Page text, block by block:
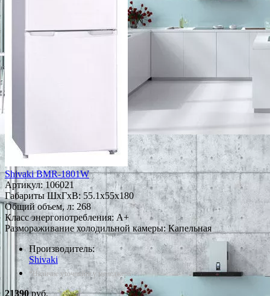
Shivaki BMR-1801W
Артикул:106021
Габариты ШxГxВ: 55.1x55x180
Общий объем, л: 268
Класс энергопотребления: A+
Размораживание холодильной камеры: Капельная
Производитель:
Shivaki
*Наличие уточняйте у менеджера
21390руб.